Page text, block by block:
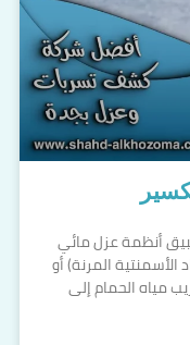
أنظمة عزل مائي
المرنة) أو
مياه الحمام إلى